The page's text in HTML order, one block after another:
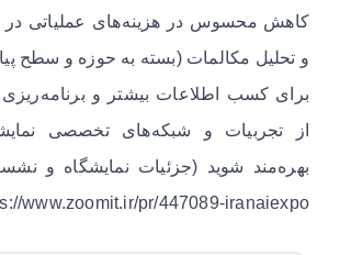
کاهش محسوس در هزینه‌های عملیاتی در
و تحلیل مکالمات (بسته به حوزه و سطح
برای کسب اطلاعات بیشتر و برنامه‌ریزی
بهره‌مند شوید (جزئیات نمایشگاه و
www.zoomit.ir/pr/447089-iranaiexpo/).